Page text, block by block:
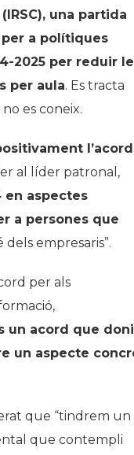
una partida
per a polítiques
2025 per reduir
per aula. Es tracta
es coneix.
l’acord
al líder patronal,
en aspectes
a persones que
empresaris”.
per als
un acord que doni
un aspecte
que “tindrem un
que contempli